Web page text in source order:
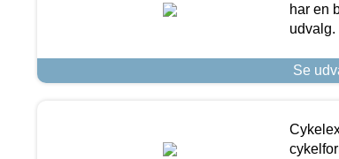
har en
udvalg.
Se